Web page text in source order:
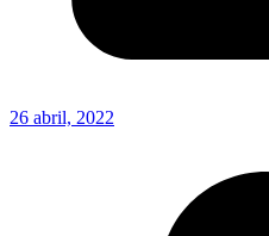
26 abril, 2022